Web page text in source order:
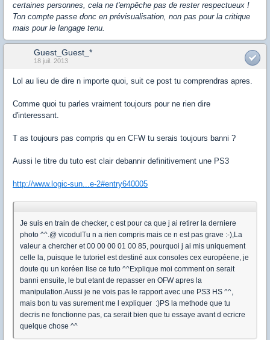
certaines personnes, cela ne t'empêche pas de rester respectueux !
Ton compte passe donc en prévisualisation, non pas pour la critique
mais pour le langage tenu.
Guest_Guest_*
18 juil. 2013
Lol au lieu de dire n importe quoi, suit ce post tu comprendras apres.
Comme quoi tu parles vraiment toujours pour ne rien dire
d'interessant.
T as toujours pas compris qu en CFW tu serais toujours banni ?
Aussi le titre du tuto est clair debannir definitivement une PS3
http://www.logic-sun...e-2#entry640005
Je suis en train de checker, c est pour ca que j ai retirer la derniere
photo ^^.@ vicodulTu n a rien compris mais ce n est pas grave :-),La
valeur a chercher et 00 00 00 01 00 85, pourquoi j ai mis uniquement
celle la, puisque le tutoriel est destiné aux consoles cex européene, je
doute qu un koréen lise ce tuto ^^Explique moi comment on serait
banni ensuite, le but etant de repasser en OFW apres la
manipulation.Aussi je ne vois pas le rapport avec une PS3 HS ^^,
mais bon tu vas surement me l expliquer :)PS la methode que tu
decris ne fonctionne pas, ca serait bien que tu essaye avant d ecricre
quelque chose ^^